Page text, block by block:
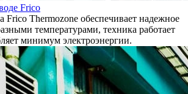
Frico
Frico Thermozone обеспечивает надежное
температурами, техника работает
минимум электроэнергии.